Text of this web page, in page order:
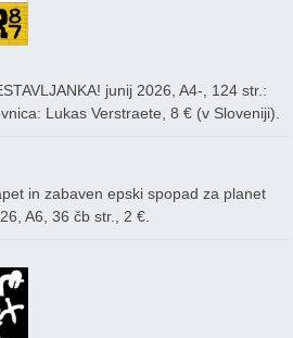
junij 2026, A4-, 124 str.:
Lukas Verstraete, 8 € (v Sloveniji).
in zabaven epski spopad za planet
A6, 36 čb str., 2 €.